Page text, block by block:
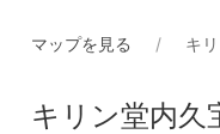
マップを見る キ
キリン堂内久